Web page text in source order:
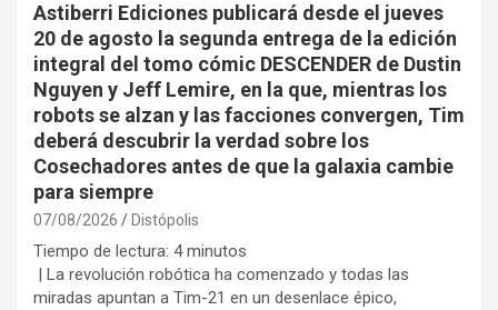
Astiberri Ediciones publicará desde el jueves
20 de agosto la segunda entrega de la edición
integral del tomo cómic DESCENDER de Dustin
Nguyen y Jeff Lemire, en la que, mientras los
robots se alzan y las facciones convergen, Tim
deberá descubrir la verdad sobre los
Cosechadores antes de que la galaxia cambie
para siempre
07/08/2026 Distópolis
Tiempo de lectura: 4 minutos
| La revolución robótica ha comenzado y todas las
miradas apuntan a Tim-21 en un desenlace épico,